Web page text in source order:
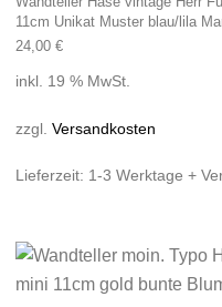
11cm Unikat Muster blau/lila
24,00 €
inkl. 19 % MwSt.
zzgl. Versandkosten
Lieferzeit: 1-3 Werktage +